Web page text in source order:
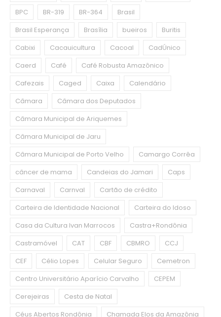
BPC
BR-319 BR-364
Brasil
Brasil Esperança
Brasília bueiros
Buritis
Cabixi
Cacauicultura Cacoal
CadÚnico
Caerd
Café
Café Robusta Amazônico
Cafezais
Caged Caixa
Calendário
Câmara
Câmara dos Deputados
Câmara Municipal de Ariquemes
Câmara Municipal de Jaru
Câmara Municipal de Porto Velho
Camargo Corrêa
câncer de mama
Candeias do Jamari
Caps
Carnaval
Carnval
Cartão de crédito
Carteira de Identidade Nacional
Carteira do Idoso
Casa da Cultura Ivan Marrocos
Castra+Rondônia
Castramóvel
CAT CBF CBMRO
CCJ
CEF
Célio Lopes Celular Seguro
Cemetron
Centro Universitário Aparício Carvalho
CEPEM
Cerejeiras
Cesta de Natal
Céus Abertos Rondônia
Chamada Elos da Amazônia